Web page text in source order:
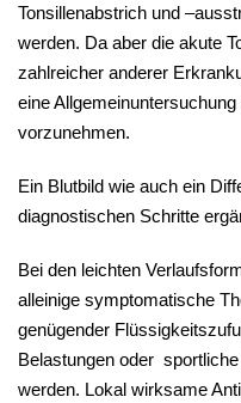
Tonsillenabstrich und
werden. Da aber die akute
zahlreicher anderer
eine
vorzunehmen.
Ein Blutbild wie auch ein
diagnostischen Schritte
Bei den leichten
alleinige symptomatische
genügender
Belastungen oder
werden. Lokal wirksame